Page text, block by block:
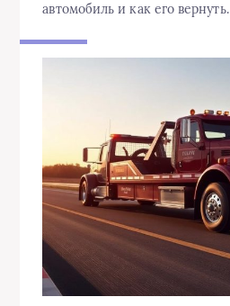
автомобиль и как его вернуть.